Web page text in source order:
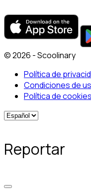
© 2026 - Scoolinary
Política de
Condiciones de
Política de cookies
Reportar